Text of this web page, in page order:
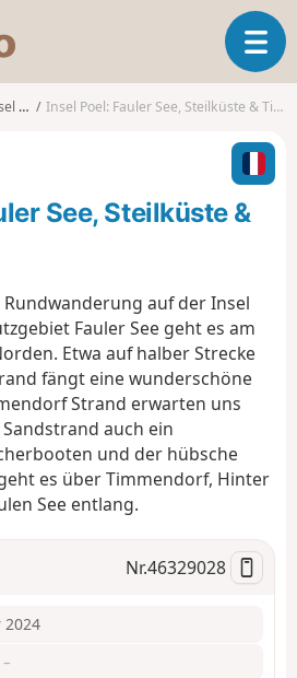
s
o
T
o
g
l
n
Insel Poel: Fauler See, Steilküste & Timmendorf
See, Steilküste &
auf der Insel
Fauler See geht es am
Etwa auf halber Strecke
fängt eine wunderschöne
Strand erwarten uns
auch ein
und der hübsche
es über Timmendorf, Hinter
See entlang.
Nr.46329028
2024
–